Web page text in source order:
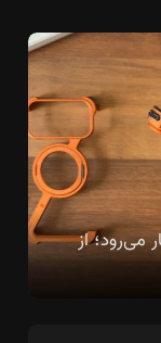
۲۰۲۶ اپل انتظار می‌رود؛ از